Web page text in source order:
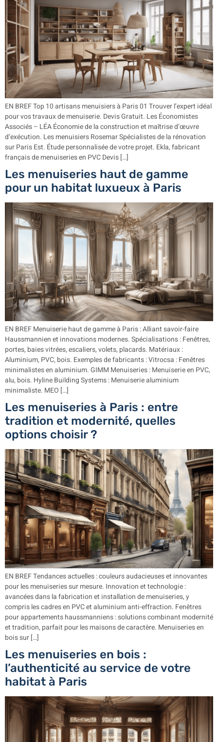
EN BREF Top 10 artisans menuisiers à Paris 01 Trouver l’expert idéal
pour vos travaux de menuiserie. Devis Gratuit. Les Économistes
Associés – LÉA Économie de la construction et maîtrise d’œuvre
d’exécution. Les menuisiers Rosemar Spécialistes de la rénovation
sur Paris Est. Étude personnalisée de votre projet. Ekla, fabricant
français de menuiseries en PVC Devis […]
Les menuiseries haut de gamme
pour un habitat luxueux à Paris
EN BREF Menuiserie haut de gamme à Paris : Alliant savoir-faire
Haussmannien et innovations modernes. Spécialisations : Fenêtres,
portes, baies vitrées, escaliers, volets, placards. Matériaux :
Aluminium, PVC, bois. Exemples de fabricants : Vitrocsa : Fenêtres
minimalistes en aluminium. GIMM Menuiseries : Menuiserie en PVC,
alu, bois. Hyline Building Systems : Menuiserie aluminium
minimaliste. MEO […]
Les menuiseries à Paris : entre
tradition et modernité, quelles
options choisir ?
EN BREF Tendances actuelles : couleurs audacieuses et innovantes
pour les menuiseries sur mesure. Innovation et technologie :
avancées dans la fabrication et installation de menuiseries, y
compris les cadres en PVC et aluminium anti-effraction. Fenêtres
pour appartements haussmanniens : solutions combinant modernité
et tradition, parfait pour les maisons de caractère. Menuiseries en
bois sur […]
Les menuiseries en bois :
l’authenticité au service de votre
habitat à Paris